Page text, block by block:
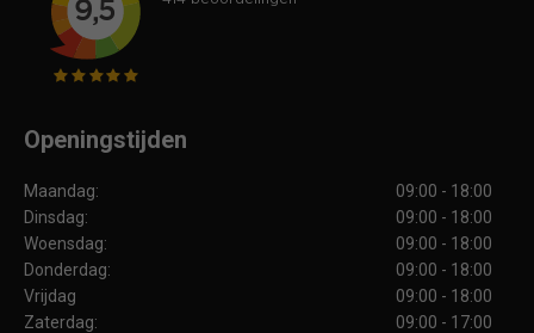
Openingstijden
Maandag:
09:00 - 18:00
Dinsdag:
09:00 - 18:00
Woensdag:
09:00 - 18:00
Donderdag:
09:00 - 18:00
Vrijdag
09:00 - 18:00
Zaterdag:
09:00 - 17:00